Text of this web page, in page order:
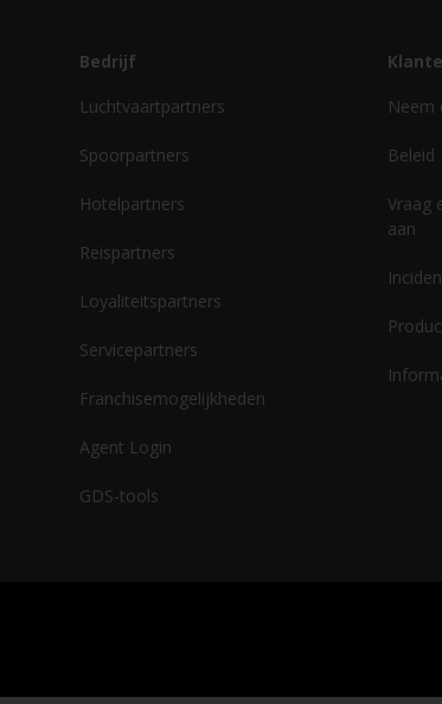
Bedrijf
Luchtvaartpartners
Spoorpartners
Hotelpartners
Reispartners
Loyaliteitspartners
Servicepartners
Franchisemogelijkheden
Agent Login
GDS-tools
Neem
Beleid
Vraag
aan